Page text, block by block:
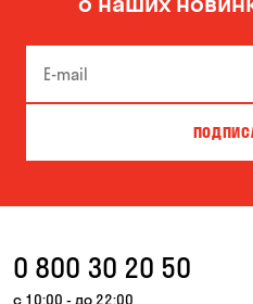
0 800 30 20 50
с 10:00 - до 22:00